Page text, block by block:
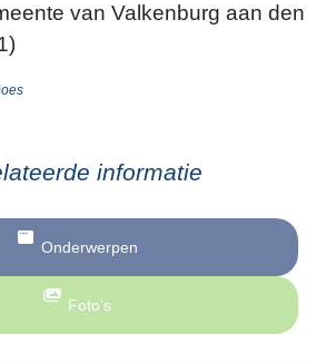
van Valkenburg aan den
informatie
Onderwerpen
Foto’s